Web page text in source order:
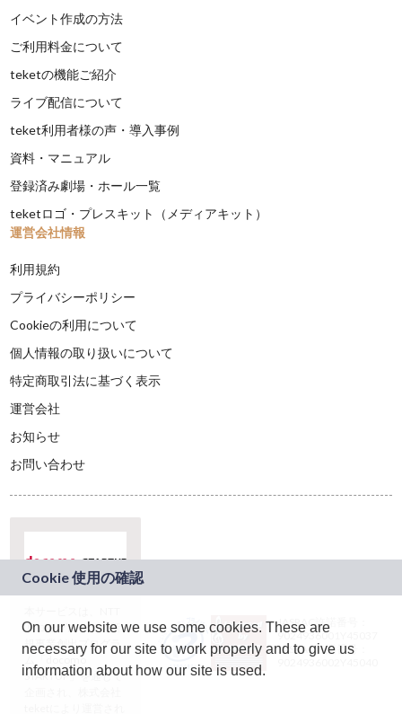
イベント作成の方法
ご利用料金について
teketの機能ご紹介
ライブ配信について
teket利用者様の声・導入事例
資料・マニュアル
登録済み劇場・ホール一覧
teketロゴ・プレスキット（メディアキット）
運営会社情報
利用規約
プライバシーポリシー
Cookieの利用について
個人情報の取り扱いについて
特定商取引法に基づく表示
運営会社
お知らせ
お問い合わせ
ドコモグループの新
規事業創出プログラ
ム「docomo
STARTUP」を通じて
JASRAC許諾番号：
9024936001Y45037
JASRAC許諾番号：
On our website we use some cookies. These are
necessary for our site to work properly and to give us
information about how our site is used.